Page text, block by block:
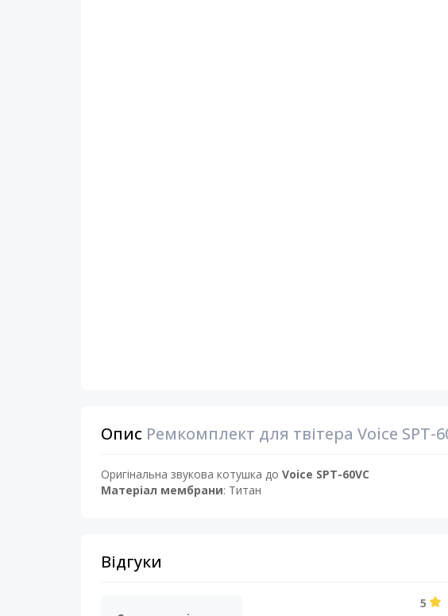
Опис Ремкомплект для твітера Voice SPT-
Оригінальна звукова котушка до Voice SPT-60VC
Матеріал мембрани: Титан
Відгуки
5